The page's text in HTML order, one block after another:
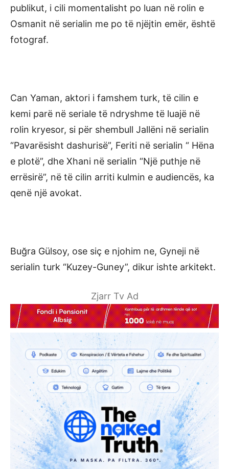
publikut, i cili momentalisht po luan në rolin e
Osmanit në serialin me po të njëjtin emër, është
fotograf.
Can Yaman, aktori i famshem turk, të cilin e
kemi parë në seriale të ndryshme të luajë në
rolin kryesor, si për shembull Jallëni në serialin
“Pavarësisht dashurisë”, Feriti në serialin “ Hëna
e plotë”, dhe Xhani në serialin “Një puthje në
errësirë”, në të cilin arriti kulmin e audiencës, ka
qenë një avokat.
Buğra Gülsoy, ose siç e njohim ne, Gyneji në
serialin turk “Kuzey-Guney”, dikur ishte arkitekt.
Zjarr Tv Ad